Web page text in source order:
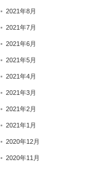
2021年8月
2021年7月
2021年6月
2021年5月
2021年4月
2021年3月
2021年2月
2021年1月
2020年12月
2020年11月